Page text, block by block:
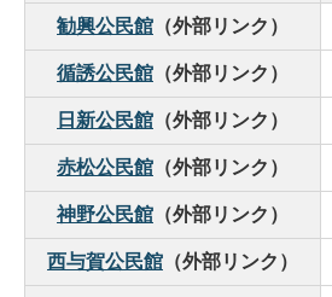
勧興公民館 （外部リンク）
循誘公民館 （外部リンク）
日新公民館 （外部リンク）
赤松公民館 （外部リンク）
神野公民館 （外部リンク）
西与賀公民館 （外部リンク）